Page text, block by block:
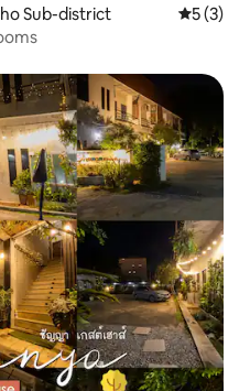
Sub-district
5 (3)